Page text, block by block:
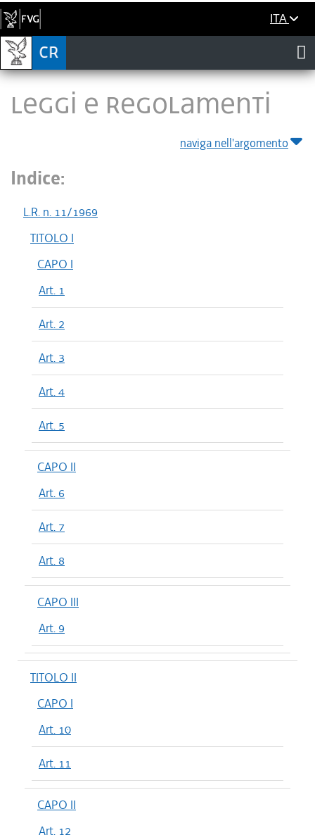
ITA
LEGGI E REGOLAMENTI
naviga nell'argomento
Indice:
L.R. n. 11/1969
TITOLO I
CAPO I
Art. 1
Art. 2
Art. 3
Art. 4
Art. 5
CAPO II
Art. 6
Art. 7
Art. 8
CAPO III
Art. 9
TITOLO II
CAPO I
Art. 10
Art. 11
CAPO II
Art. 12